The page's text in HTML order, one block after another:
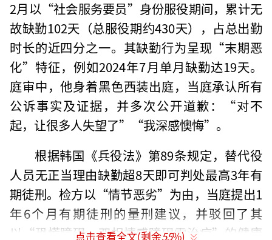
2月以“社会服务要员”身份服役期间，累计无
故缺勤102天（总服役期约430天），占总出勤
时长的近四分之一。其缺勤行为呈现“末期恶
化”特征，例如2024年7月单月缺勤达19天。
庭审中，他身着黑色西装出庭，当庭承认所有
公诉事实及证据，并多次公开道歉：“对不
起，让很多人失望了”“我深感懊悔”。
根据韩国《兵役法》第89条规定，替代役
人员无正当理由缺勤超8天即可判处最高3年有
期徒刑。检方以“情节恶劣”为由，当庭提出1
年6个月有期徒刑的量刑建议，并驳回了其
以“恐慌障碍、双相情感障碍需治疗”的健康
点击查看全文(剩余55%)